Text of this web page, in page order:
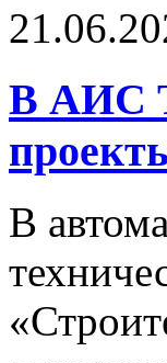
В АИС
В